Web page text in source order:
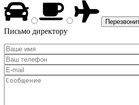
Письмо директору